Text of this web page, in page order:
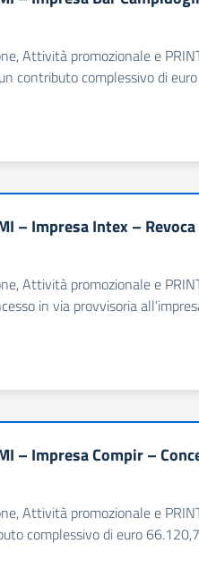
Attività promozionale e
contributo complessivo di
– Impresa Intex –
Attività promozionale e
in via provvisoria
– Impresa Compir –
Attività promozionale e
complessivo di euro